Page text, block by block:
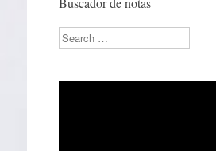
Search